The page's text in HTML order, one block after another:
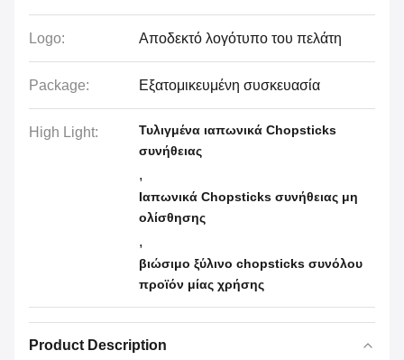
Logo: Αποδεκτό λογότυπο του πελάτη
Package: Εξατομικευμένη συσκευασία
High Light:
Τυλιγμένα ιαπωνικά Chopsticks
συνήθειας
,
Ιαπωνικά Chopsticks συνήθειας μη
ολίσθησης
,
βιώσιμο ξύλινο chopsticks συνόλου
προϊόν μίας χρήσης
Product Description